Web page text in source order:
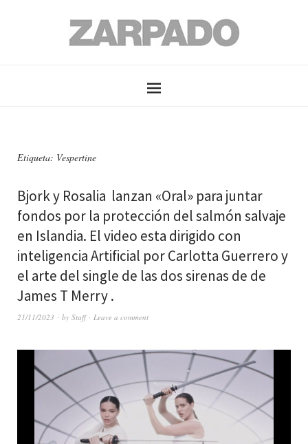
Etiqueta: Vespertine
Bjork y Rosalia lanzan «Oral» para juntar
fondos por la protección del salmón salvaje
en Islandia. El video esta dirigido con
inteligencia Artificial por Carlotta Guerrero y
el arte del single de las dos sirenas de de
James T Merry .
21/11/2023 by Staff Leave a comment